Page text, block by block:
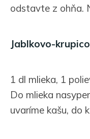
odstavte z ohňa.
Jablkovo-
1 dl mlieka, 1
Do mlieka
uvaríme kašu, do